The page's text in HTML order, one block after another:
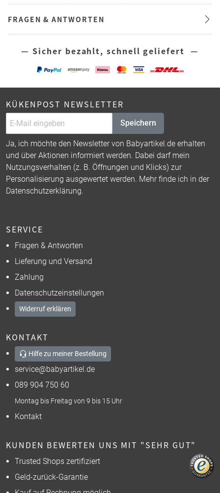
FRAGEN & ANTWORTEN
— Sicher bezahlt, schnell geliefert —
KÜKENPOST NEWSLETTER
Speichern
Ja, ich möchte den Newsletter von Babyartikel.de erhalten
und über Aktionen informiert werden. Dabei darf mein
Nutzungsverhalten (z. B. Öffnungen und Klicks) zur
Personalisierung ausgewertet werden. Mehr finde ich in der
Datenschutzerklärung.
SERVICE
Fragen & Antworten
Lieferung und Versand
Zahlung
Datenschutzeinstellungen
Widerruf erklären
KONTAKT
Hilfe zu meiner Bestellung
service@babyartikel.de
089 904 750 60
Montag bis Freitag von 9 bis 15 Uhr
Kontakt
KUNDEN BEWERTEN UNS MIT "SEHR GUT"
Trusted Shops zertifiziert
Geld-zurück-Garantie